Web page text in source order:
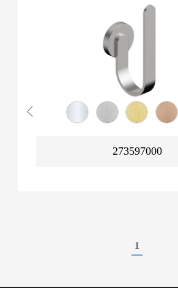
273597000
1